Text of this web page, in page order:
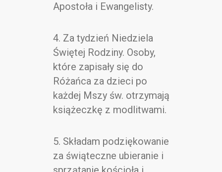
Apostoła i Ewangelisty.
4. Za tydzień Niedziela
Świętej Rodziny. Osoby,
które zapisały się do
Różańca za dzieci po
każdej Mszy św. otrzymają
książeczkę z modlitwami.
5. Składam podziękowanie
za świąteczne ubieranie i